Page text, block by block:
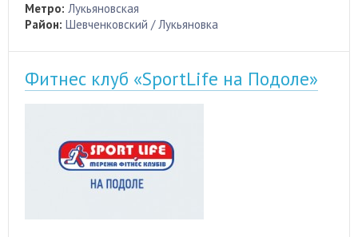
Метро: Лукьяновская
Район: Шевченковский / Лукьяновка
Фитнес клуб «SportLife на Подоле»